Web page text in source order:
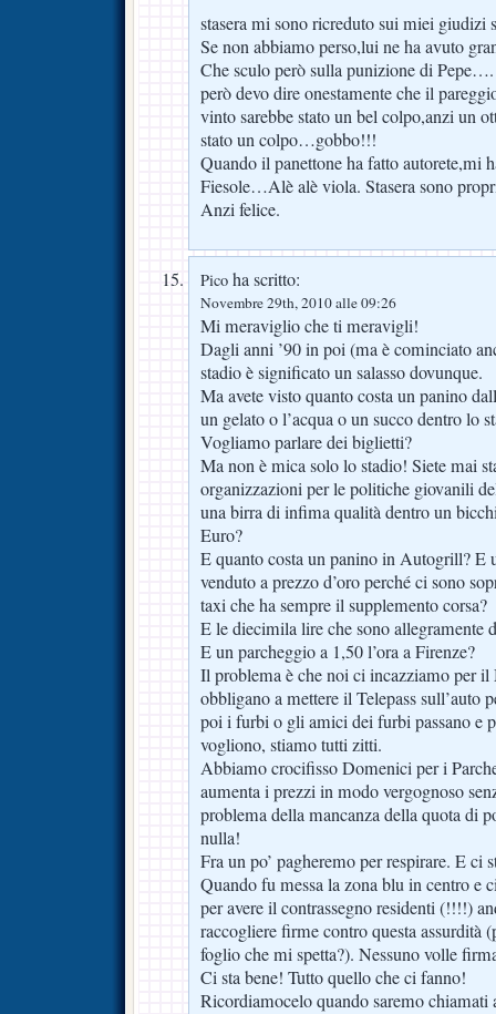
stasera mi sono ricreduto sui miei giudizi
Se non abbiamo perso,lui ne ha avuto
Che sculo però sulla punizione di Pepe….
però devo dire onestamente che il
vinto sarebbe stato un bel colpo,anzi un
stato un colpo…gobbo!!!
Quando il panettone ha fatto autorete,mi
Fiesole…Alè alè viola. Stasera sono
Anzi felice.
Pico ha scritto:
Novembre 29th, 2010 alle 09:26
Mi meraviglio che ti meravigli!
Dagli anni ’90 in poi (ma è cominciato
stadio è significato un salasso dovunque.
Ma avete visto quanto costa un panino
un gelato o l’acqua o un succo dentro lo
Vogliamo parlare dei biglietti?
Ma non è mica solo lo stadio! Siete mai
organizzazioni per le politiche giovanili
una birra di infima qualità dentro un
Euro?
E quanto costa un panino in Autogrill? E
venduto a prezzo d’oro perché ci sono
taxi che ha sempre il supplemento corsa?
E le diecimila lire che sono allegramente
E un parcheggio a 1,50 l’ora a Firenze?
Il problema è che noi ci incazziamo per il
obbligano a mettere il Telepass sull’auto
poi i furbi o gli amici dei furbi passano e
vogliono, stiamo tutti zitti.
Abbiamo crocifisso Domenici per i
aumenta i prezzi in modo vergognoso
problema della mancanza della quota di
nulla!
Fra un po’ pagheremo per respirare. E ci
Quando fu messa la zona blu in centro e
per avere il contrassegno residenti (!!!!)
raccogliere firme contro questa assurdità
foglio che mi spetta?). Nessuno volle
Ci sta bene! Tutto quello che ci fanno!
Ricordiamocelo quando saremo chiamati